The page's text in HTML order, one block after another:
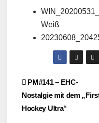
Weiß
PM#141 – EHC-
Nostalgie mit dem
Hockey Ultra“